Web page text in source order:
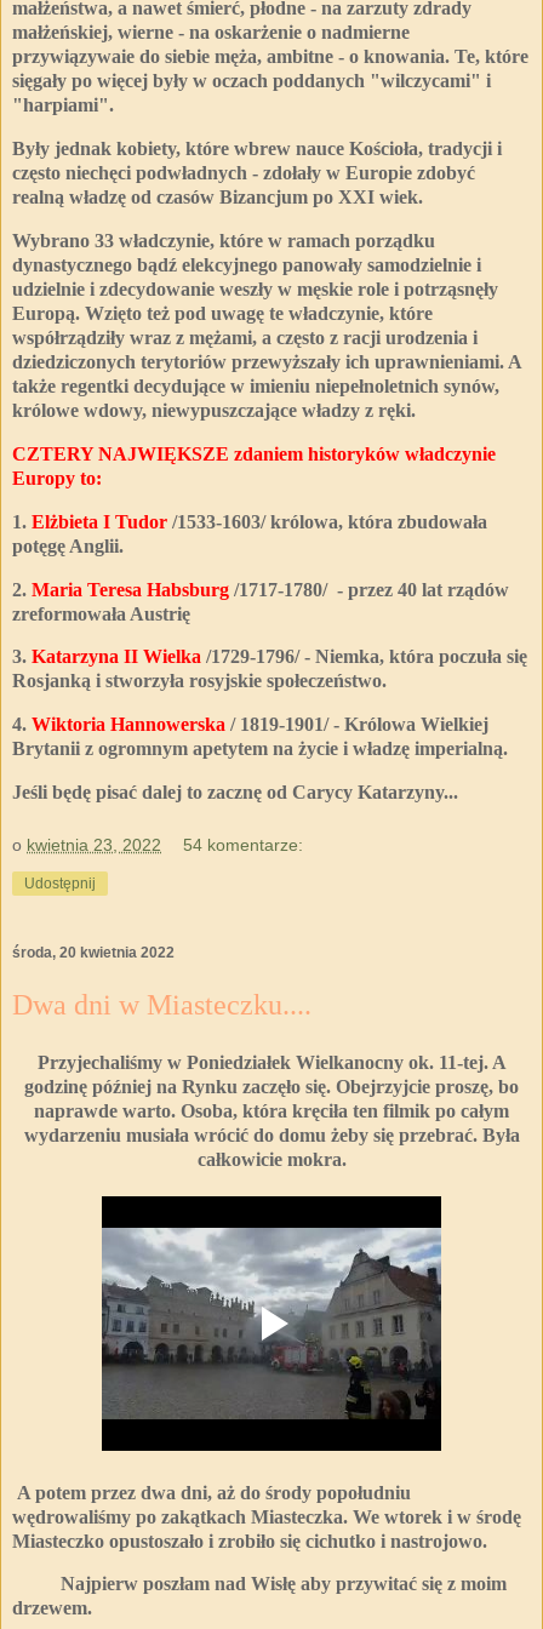
małżeństwa, a nawet śmierć, płodne - na zarzuty zdrady
małżeńskiej, wierne - na oskarżenie o nadmierne
przywiązywaie do siebie męża, ambitne - o knowania. Te, które
sięgały po więcej były w oczach poddanych "wilczycami" i
"harpiami".
Były jednak kobiety, które wbrew nauce Kościoła, tradycji i
często niechęci podwładnych - zdołały w Europie zdobyć
realną władzę od czasów Bizancjum po XXI wiek.
Wybrano 33 władczynie, które w ramach porządku
dynastycznego bądź elekcyjnego panowały samodzielnie i
udzielnie i zdecydowanie weszły w męskie role i potrząsnęły
Europą. Wzięto też pod uwagę te władczynie, które
współrządziły wraz z mężami, a często z racji urodzenia i
dziedziczonych terytoriów przewyższały ich uprawnieniami. A
także regentki decydujące w imieniu niepełnoletnich synów,
królowe wdowy, niewypuszczające władzy z ręki.
CZTERY NAJWIĘKSZE zdaniem historyków władczynie
Europy to:
1. Elżbieta I Tudor /1533-1603/ królowa, która zbudowała
potęgę Anglii.
2. Maria Teresa Habsburg /1717-1780/ - przez 40 lat rządów
zreformowała Austrię
3. Katarzyna II Wielka /1729-1796/ - Niemka, która poczuła się
Rosjanką i stworzyła rosyjskie społeczeństwo.
4. Wiktoria Hannowerska / 1819-1901/ - Królowa Wielkiej
Brytanii z ogromnym apetytem na życie i władzę imperialną.
Jeśli będę pisać dalej to zacznę od Carycy Katarzyny...
o kwietnia 23, 2022 54 komentarze:
Udostępnij
środa, 20 kwietnia 2022
Dwa dni w Miasteczku....
Przyjechaliśmy w Poniedziałek Wielkanocny ok. 11-tej. A
godzinę później na Rynku zaczęło się. Obejrzyjcie proszę, bo
naprawde warto. Osoba, która kręciła ten filmik po całym
wydarzeniu musiała wrócić do domu żeby się przebrać. Była
całkowicie mokra.
A potem przez dwa dni, aż do środy popołudniu
wędrowaliśmy po zakątkach Miasteczka. We wtorek i w środę
Miasteczko opustoszało i zrobiło się cichutko i nastrojowo.
Najpierw poszłam nad Wisłę aby przywitać się z moim
drzewem.